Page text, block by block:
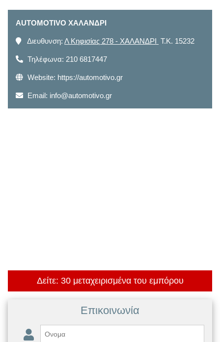
AUTOMOTIVO ΧΑΛΑΝΔΡΙ
Διευθυνση: Λ Κηφισίας 278 - ΧΑΛΑΝΔΡΙ T.K. 15232
Τηλέφωνα: 210 6817447
Website: https://automotivo.gr
Email: info@automotivo.gr
Δείτε: 30 μεταχειρισμένα του εμπόρου
Επικοινωνία